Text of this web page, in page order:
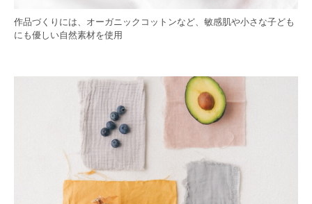
作品づくりには、オーガニックコットンなど、敏感肌や小さな子ども
にも優しい自然素材を使用